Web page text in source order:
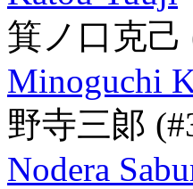
箕ノ口克己
Minoguchi
野寺三郞
Nodera